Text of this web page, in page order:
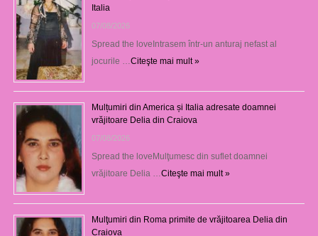
Italia
07/08/2026
Spread the loveIntrasem într-un anturaj nefast al
jocurile …Citeşte mai mult »
Mulțumiri din America și Italia adresate doamnei
vrăjitoare Delia din Craiova
07/08/2026
Spread the loveMulţumesc din suflet doamnei
vrăjitoare Delia …Citeşte mai mult »
Mulţumiri din Roma primite de vrăjitoarea Delia din
Craiova